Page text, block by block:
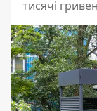
тисячі